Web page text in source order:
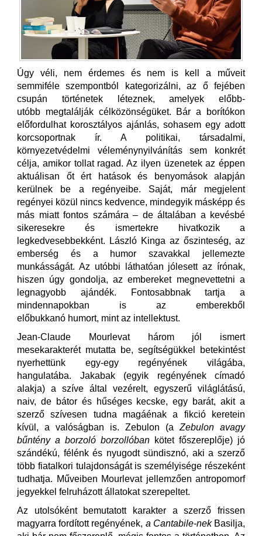
Úgy véli, nem érdemes és nem is kell a műveit
semmiféle szempontból kategorizálni, az ő fejében
csupán történetek léteznek, amelyek előbb-
utóbb megtalálják célközönségüket. Bár a borítókon
előfordulhat korosztályos ajánlás, sohasem egy adott
korcsoportnak ír. A politikai, társadalmi,
környezetvédelmi véleménynyilvánítás sem konkrét
célja, amikor tollat ragad. Az ilyen üzenetek az éppen
aktuálisan őt ért hatások és benyomások alapján
kerülnek be a regényeibe. Saját, már megjelent
regényei közül nincs kedvence, mindegyik másképp és
más miatt fontos számára – de általában a kevésbé
sikeresekre és ismertekre hivatkozik a
legkedvesebbekként. László Kinga az őszinteség, az
emberség és a humor szavakkal jellemezte
munkásságát. Az utóbbi láthatóan jólesett az írónak,
hiszen úgy gondolja, az embereket megnevettetni a
legnagyobb ajándék. Fontosabbnak tartja a
mindennapokban is az emberekből
előbukkanó humort, mint az intellektust.
Jean-Claude Mourlevat három jól ismert
mesekarakterét mutatta be, segítségükkel betekintést
nyerhettünk egy-egy regényének világába,
hangulatába. Jakabak (egyik regényének címadó
alakja) a szíve által vezérelt, egyszerű világlátású,
naiv, de bátor és hűséges kecske, egy barát, akit a
szerző szívesen tudna magáénak a fikció keretein
kívül, a valóságban is. Zebulon (a Zebulon avagy
bűntény a borzoló borzollóban kötet főszereplője) jó
szándékú, félénk és nyugodt sündisznó, aki a szerző
több fiatalkori tulajdonságát is személyisége részeként
tudhatja. Műveiben Mourlevat jellemzően antropomorf
jegyekkel felruházott állatokat szerepeltet.
Az utolsóként bemutatott karakter a szerző frissen
magyarra fordított regényének, a Cantabile-nekBasilja,